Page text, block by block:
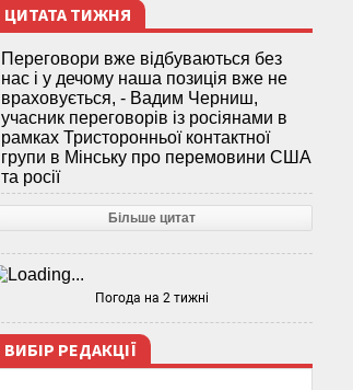
ЦИТАТА ТИЖНЯ
Переговори вже відбуваються без
нас і у дечому наша позиція вже не
враховується, - Вадим Черниш,
учасник переговорів із росіянами в
рамках Тристоронньої контактної
групи в Мінську про перемовини США
та росії
Більше цитат
Погода на 2 тижні
ВИБІР РЕДАКЦІЇ